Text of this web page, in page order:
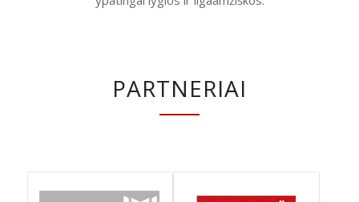
PARTNERIAI